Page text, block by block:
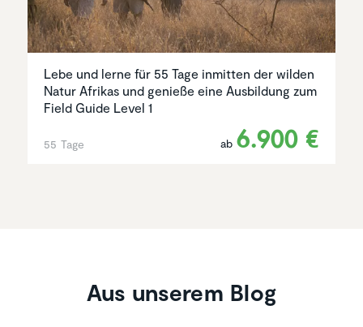
Lebe und lerne für 55 Tage inmitten der wilden
Natur Afrikas und genieße eine Ausbildung zum
Field Guide Level 1
55 Tage ab 6.900 €
Aus unserem Blog